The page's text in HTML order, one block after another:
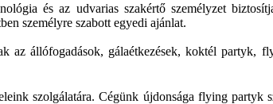
és az udvarias szakértő személyzet
személyre szabott egyedi ajánlat.
az állófogadások, gálaétkezések, koktél
szolgálatára. Cégünk újdonsága flying